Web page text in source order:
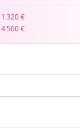
1 320 €
4 500 €